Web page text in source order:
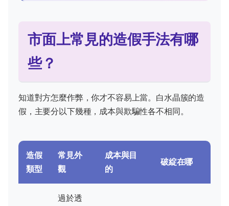
市面上常見的造假手法有哪
些？
知道對方怎麼作弊，你才不容易上當。白水晶簇的造
假，主要分以下幾種，成本與欺騙性各不相同。
造假
類型
常見外
觀
成本與目
的
破綻在哪
過於透